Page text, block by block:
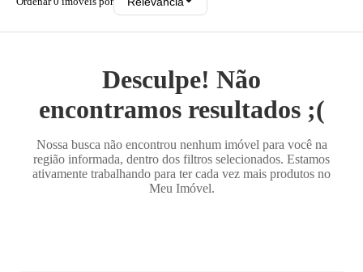
Desculpe! Não
encontramos resultados ;(
Nossa busca não encontrou nenhum imóvel para você na
região informada, dentro dos filtros selecionados. Estamos
ativamente trabalhando para ter cada vez mais produtos no
Meu Imóvel.